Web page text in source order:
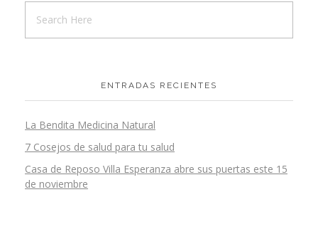
ENTRADAS RECIENTES
La Bendita Medicina Natural
7 Cosejos de salud para tu salud
Casa de Reposo Villa Esperanza abre sus puertas este 15
de noviembre